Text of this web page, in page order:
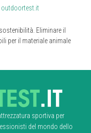
outdoortest.it
Eliminare il
per il materiale animale
sportiva per
del mondo dello